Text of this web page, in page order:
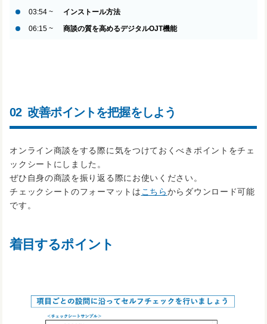
03:54 ~
インストール方法
06:15 ~
商談の質を高めるデジタルOJT機能
02 改善ポイントを把握をしよう
オンライン商談をする際に気をつけておくべきポイントをチェ
ックシートにしました。
ぜひ自身の商談を振り返る際にお使いください。
チェックシートのフォーマットは こちらからダウンロード可能
です。
着目するポイント